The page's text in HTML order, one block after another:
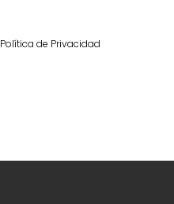
Política de Privacidad